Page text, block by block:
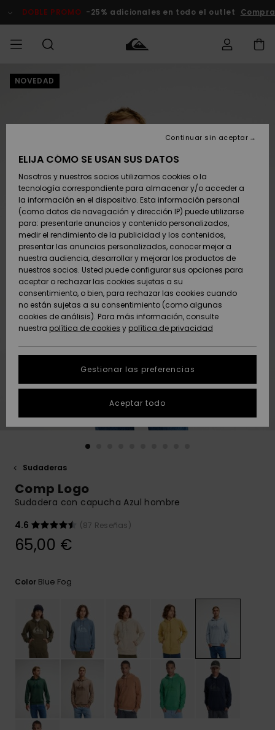
del
DOBLE PROMO -25% adicionales en todo el outlet Comprar
HOMBRE
Zapatos y
chanclas
Surf
Snow
Novedades
Destacados
Zapatos y
chanclas
Surf
Snow
Novedades
Destacados
Destacados
Snow
SURF
Highlights
Comunidad
SNOW
Hombre
Snow Niños
Tienda
Snow Mujer
Destacados
Comunidad
DOBLE
PROMO
Outlet
Mujer
AYUDA &
CONTACTO
Envio
Devoluciones
Pago
Tarjeta de
regalo
Quiksilver
Freedom
Protección de
datos
personales
Inicia una
conversación
la respuesta
respuestas a
las preguntas
Consultar
las FAQ
SOSTENIBILIDAD
NOVEDAD
Sudaderas
Comp Logo
Sudadera con capucha Azul hombre
4.6
(87 Reseñas)
65,00 €
Color Blue Fog
ELIJA CÓMO SE USAN SUS DATOS
Nosotros y nuestros socios utilizamos cookies o la
tecnología correspondiente para almacenar y/o acceder a
la información en el dispositivo. Esta información personal
(como datos de navegación y dirección IP) puede utilizarse
para: presentarle anuncios y contenido personalizados,
medir el rendimiento de la publicidad y los contenidos,
presentar las anuncios personalizados, conocer mejor a
nuestra audiencia, desarrollar y mejorar los productos de
nuestros socios. Usted puede configurar sus opciones para
aceptar o rechazar las cookies sujetas a su
consentimiento, o bien, para rechazar las cookies cuando
no están sujetas a su consentimiento (como algunas
cookies de análisis). Para más información, consulte
nuestra política de cookies y política de privacidad
Gestionar las preferencias
Continuar sin aceptar
Aceptar todo